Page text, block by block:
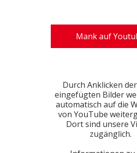
Mank auf
Durch Anklicken
eingefügten Bilder
automatisch auf die
von YouTube
Dort sind unsere
zugänglich.